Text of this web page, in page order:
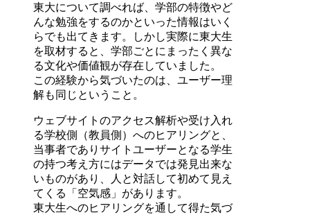
東大について調べれば、学部の特徴やど
んな勉強をするのかといった情報はいく
らでも出てきます。しかし実際に東大生
を取材すると、学部ごとにまったく異な
る文化や価値観が存在していました。
この経験から気づいたのは、ユーザー理
解も同じということ。
ウェブサイトのアクセス解析や受け入れ
る学校側（教員側）へのヒアリングと、
当事者でありサイトユーザーとなる学生
の持つ考え方にはデータでは発見出来な
いものがあり、人と対話して初めて見え
てくる「空気感」があります。
東大生へのヒアリングを通して得た気づ